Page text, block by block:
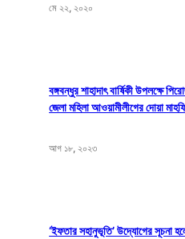
মে ২২, ২০২০
বঙ্গবন্ধুর শাহাদাৎ বার্ষিকী উপলক্ষে
জেলা মহিলা আওয়ামীলীগের দোয়া
আগ ১৮, ২০২৩
‘ইফতার সহানুভূতি’ উদ্যোগের সূচনা